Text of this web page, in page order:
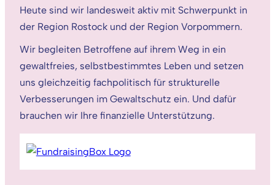
Heute sind wir landesweit aktiv mit Schwerpunkt in
der Region Rostock und der Region Vorpommern.
Wir begleiten Betroffene auf ihrem Weg in ein
gewaltfreies, selbstbestimmtes Leben und setzen
uns gleichzeitig fachpolitisch für strukturelle
Verbesserungen im Gewaltschutz ein. Und dafür
brauchen wir Ihre finanzielle Unterstützung.